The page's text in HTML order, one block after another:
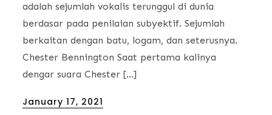
adalah sejumlah vokalis terunggul di dunia
berdasar pada penilaian subyektif. Sejumlah
berkaitan dengan batu, logam, dan seterusnya.
Chester Bennington Saat pertama kalinya
dengar suara Chester […]
Posted
January 17, 2021